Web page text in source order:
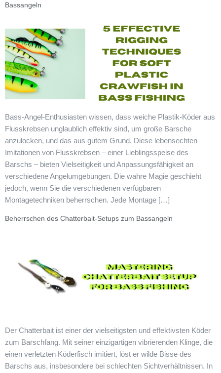
Bassangeln
Bass-Angel-Enthusiasten wissen, dass weiche Plastik-Köder aus
Flusskrebsen unglaublich effektiv sind, um große Barsche
anzulocken, und das aus gutem Grund. Diese lebensechten
Imitationen von Flusskrebsen – einer Lieblingsspeise des
Barschs – bieten Vielseitigkeit und Anpassungsfähigkeit an
verschiedene Angelumgebungen. Die wahre Magie geschieht
jedoch, wenn Sie die verschiedenen verfügbaren
Montagetechniken beherrschen. Jede Montage […]
Beherrschen des Chatterbait-Setups zum Bassangeln
Der Chatterbait ist einer der vielseitigsten und effektivsten Köder
zum Barschfang. Mit seiner einzigartigen vibrierenden Klinge, die
einen verletzten Köderfisch imitiert, löst er wilde Bisse des
Barschs aus, insbesondere bei schlechten Sichtverhältnissen. In